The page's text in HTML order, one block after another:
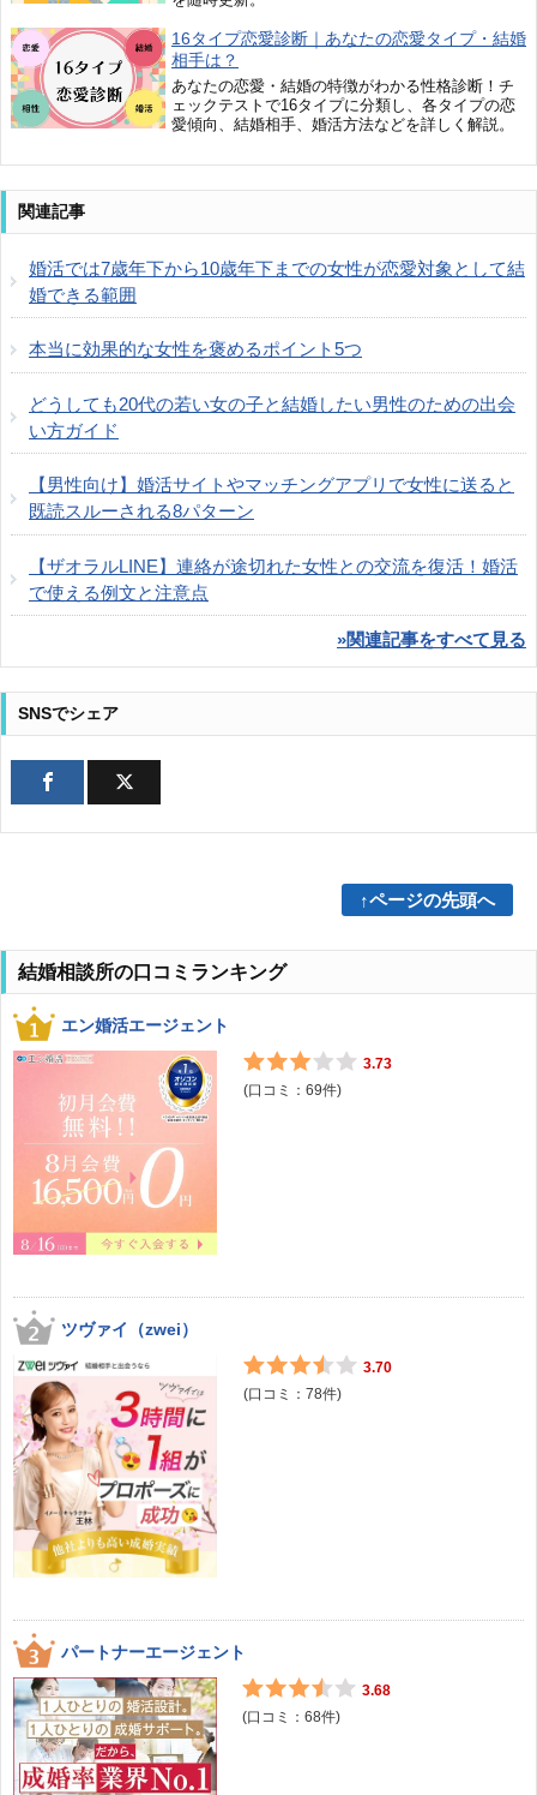
16タイプ恋愛診断｜あなたの恋愛タイプ・結婚
相手は？
あなたの恋愛・結婚の特徴がわかる性格診断！チ
ェックテストで16タイプに分類し、各タイプの恋
愛傾向、結婚相手、婚活方法などを詳しく解説。
関連記事
婚活では7歳年下から10歳年下までの女性が恋愛対象として結
婚できる範囲
本当に効果的な女性を褒めるポイント5つ
どうしても20代の若い女の子と結婚したい男性のための出会
い方ガイド
【男性向け】婚活サイトやマッチングアプリで女性に送ると
既読スルーされる8パターン
【ザオラルLINE】連絡が途切れた女性との交流を復活！婚活
で使える例文と注意点
»関連記事をすべて見る
SNSでシェア
↑ページの先頭へ
結婚相談所の口コミランキング
エン婚活エージェント
3.73
(口コミ： 69件)
ツヴァイ（zwei）
3.70
(口コミ： 78件)
パートナーエージェント
3.68
(口コミ： 68件)